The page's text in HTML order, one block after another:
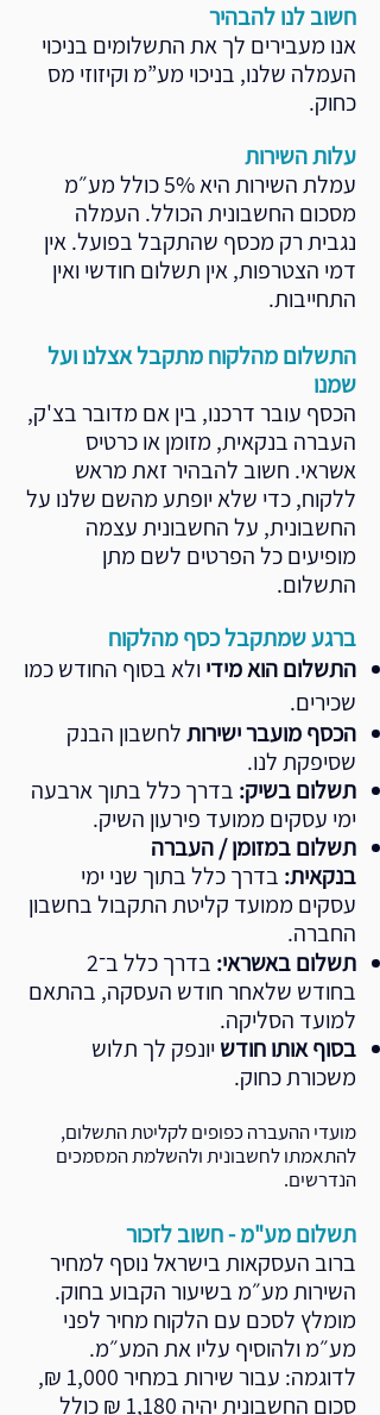
חשוב לנו להבהיר
אנו מעבירים לך את התשלומים בניכוי
העמלה שלנו, בניכוי מע”מ וקיזוזי מס
כחוק.
עלות השירות
עמלת השירות היא 5% כולל מע״מ
מסכום החשבונית הכולל. העמלה
נגבית רק מכסף שהתקבל בפועל. אין
דמי הצטרפות, אין תשלום חודשי ואין
התחייבות.
התשלום מהלקוח מתקבל אצלנו ועל
שמנו
הכסף עובר דרכנו, בין אם מדובר בצ'ק,
העברה בנקאית, מזומן או כרטיס
אשראי. חשוב להבהיר זאת מראש
ללקוח, כדי שלא יופתע מהשם שלנו על
החשבונית, על החשבונית עצמה
מופיעים כל הפרטים לשם מתן
התשלום.
ברגע שמתקבל כסף מהלקוח
התשלום הוא מידיולא בסוף החודש כמו
שכירים.
הכסף מועבר ישירותלחשבון הבנק
שסיפקת לנו.
תשלום בשיק: בדרך כלל בתוך ארבעה
ימי עסקים ממועד פירעון השיק.
תשלום במזומן / העברה
בנקאית: בדרך כלל בתוך שני ימי
עסקים ממועד קליטת התקבול בחשבון
החברה.
תשלום באשראי:
בדרך כלל ב־2
בחודש שלאחר חודש העסקה, בהתאם
למועד הסליקה.
בסוף אותו חודשיונפק לך תלוש
משכורת כחוק.
מועדי ההעברה כפופים לקליטת התשלום,
להתאמתו לחשבונית ולהשלמת המסמכים
הנדרשים.
תשלום מע"מ - חשוב לזכור
ברוב העסקאות בישראל נוסף למחיר
השירות מע״מ בשיעור הקבוע בחוק.
מומלץ לסכם עם הלקוח מחיר לפני
מע״מ ולהוסיף עליו את המע״מ.
לדוגמה: עבור שירות במחיר 1,000 ₪,
סכום החשבונית יהיה 1,180 ₪ כולל